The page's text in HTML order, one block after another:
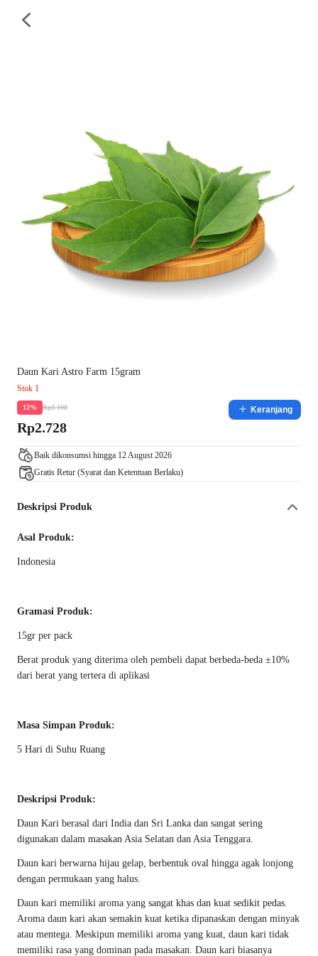
Daun Kari Astro Farm 15gram
Stok 1
12% Rp3.100
Rp2.728
Keranjang
Baik dikonsumsi hingga 12 August 2026
Gratis Retur (Syarat dan Ketentuan Berlaku)
Deskripsi Produk
Asal Produk:
Indonesia
Gramasi Produk:
15gr per pack
Berat produk yang diterima oleh pembeli dapat berbeda-beda ±10%
dari berat yang tertera di aplikasi
Masa Simpan Produk:
5 Hari di Suhu Ruang
Deskripsi Produk:
Daun Kari berasal dari India dan Sri Lanka dan sangat sering
digunakan dalam masakan Asia Selatan dan Asia Tenggara.
Daun kari berwarna hijau gelap, berbentuk oval hingga agak lonjong
dengan permukaan yang halus.
Daun kari memiliki aroma yang sangat khas dan kuat sedikit pedas.
Aroma daun kari akan semakin kuat ketika dipanaskan dengan minyak
atau mentega. Meskipun memiliki aroma yang kuat, daun kari tidak
memiliki rasa yang dominan pada masakan. Daun kari biasanya